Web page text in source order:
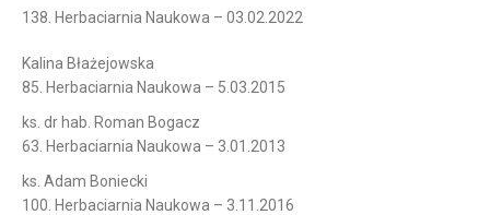
138. Herbaciarnia Naukowa – 03.02.2022
Kalina Błażejowska
85. Herbaciarnia Naukowa – 5.03.2015
ks. dr hab. Roman Bogacz
63. Herbaciarnia Naukowa – 3.01.2013
ks. Adam Boniecki
100. Herbaciarnia Naukowa – 3.11.2016